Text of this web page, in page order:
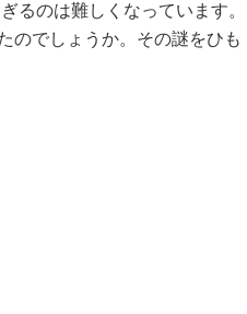
るのは難しくなっています。
のでしょうか。その謎をひも